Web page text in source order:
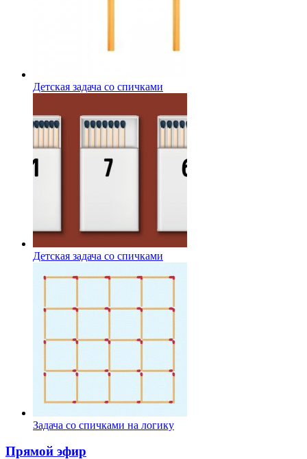
Детская задача со спичками
Детская задача со спичками
Задача со спичками на логику
Прямой эфир